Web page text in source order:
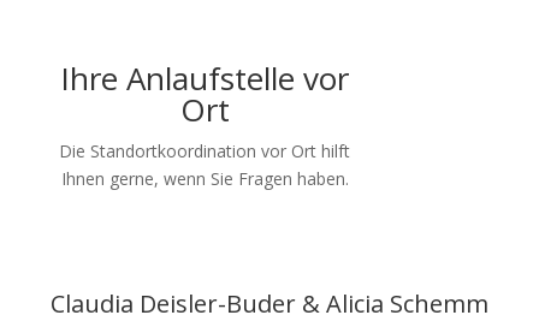
Ihre Anlaufstelle vor
Ort
Die Standortkoordination vor Ort hilft
Ihnen gerne, wenn Sie Fragen haben.
Claudia Deisler-Buder & Alicia Schemm